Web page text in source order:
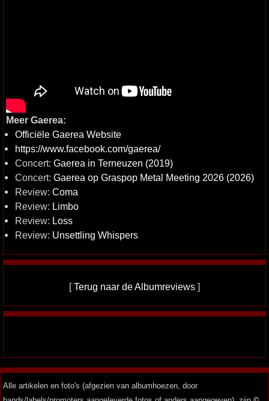
Meer Gaerea:
Officiële Gaerea Website
https://www.facebook.com/gaerea/
Concert: Gaerea in Terneuzen (2019)
Concert: Gaerea op Graspop Metal Meeting 2026 (2026)
Review: Coma
Review: Limbo
Review: Loss
Review: Unsettling Whispers
[Terug naar de Albumreviews ]
Alle artikelen en foto's (afgezien van albumhoezen, door